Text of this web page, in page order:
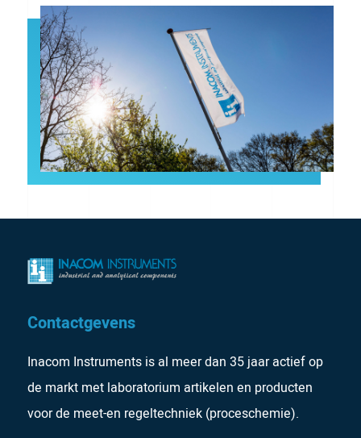
Contactgevens
Inacom Instruments is al meer dan 35 jaar actief op
de markt met laboratorium artikelen en producten
voor de meet-en regeltechniek (proceschemie).